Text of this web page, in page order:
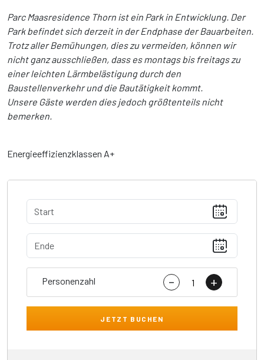
Parc Maasresidence Thorn ist ein Park in Entwicklung. Der
Park befindet sich derzeit in der Endphase der Bauarbeiten.
Trotz aller Bemühungen, dies zu vermeiden, können wir
nicht ganz ausschließen, dass es montags bis freitags zu
einer leichten Lärmbelästigung durch den
Baustellenverkehr und die Bautätigkeit kommt.
Unsere Gäste werden dies jedoch größtenteils nicht
bemerken.
Energieeffizienzklassen A+
Personenzahl - +
JETZT BUCHEN